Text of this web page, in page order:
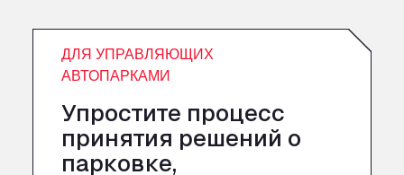
ДЛЯ УПРАВЛЯЮЩИХ
АВТОПАРКАМИ
Упростите процесс
принятия решений о
парковке,